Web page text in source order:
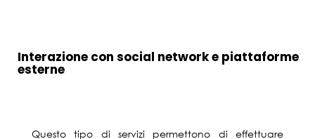
Interazione con social network e piattaforme
esterne
Questo tipo di servizi permettono di effettuare